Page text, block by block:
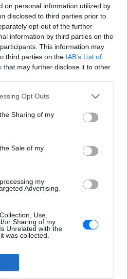
on personal information utilized by
disclosed to third parties prior to
opt-out of the further
information by third parties on the
This information may
third parties on the IAB’s List of
that may further disclose it to other
Opt Outs
Sharing of my
Sale of my
my
Advertising.
Use,
or Sharing of my
Unrelated with the
was collected.
χρόνων είναι
από τηλεοπτικούς
του ανιψιού μου.
πολύ, πενθώ”. Το
ΔΙΑΦΗΜΙΣΗ